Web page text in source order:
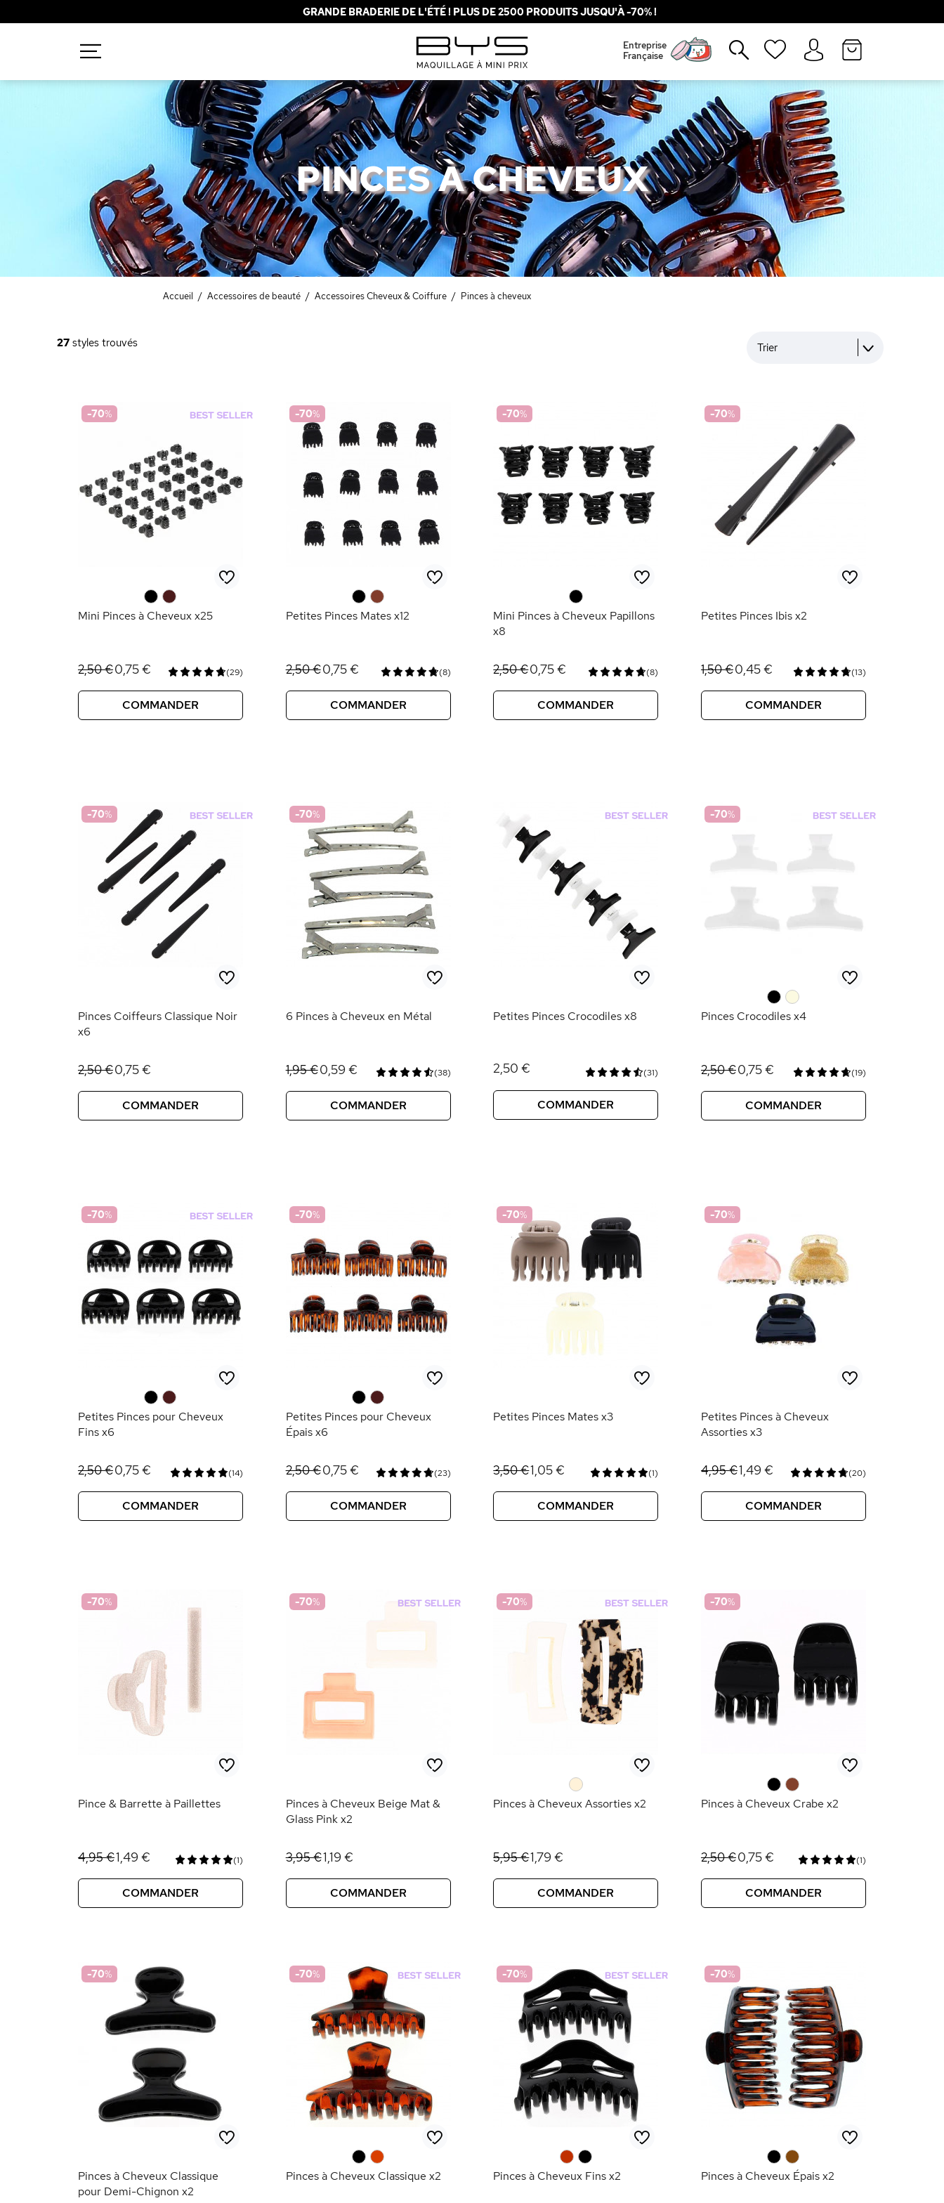
GRANDE BRADERIE DE L'ÉTÉ ! PLUS DE 2500 PRODUITS JUSQU'À -70% !
Entreprise
Française
PINCES À CHEVEUX
Accueil / Accessoires de beauté / Accessoires Cheveux & Coiffure / Pinces à cheveux
27styles trouvés Trier
-70%
Mini Pinces à Cheveux x25
2,50 €0,75 € (29)
COMMANDER
-70%
Petites Pinces Mates x12
2,50 €0,75 € (8)
COMMANDER
-70%
Mini Pinces à Cheveux Papillons
x8
2,50 €0,75 € (8)
COMMANDER
-70%
Petites Pinces Ibis x2
1,50 €0,45 € (13)
COMMANDER
-70%
Pinces Coiffeurs Classique Noir
x6
2,50 €0,75 €
COMMANDER
-70%
6 Pinces à Cheveux en Métal
1,95 €0,59 € (38)
COMMANDER
Petites Pinces Crocodiles x8
2,50 € (31)
COMMANDER
-70%
Pinces Crocodiles x4
2,50 €0,75 € (19)
COMMANDER
-70%
Petites Pinces pour Cheveux
Fins x6
2,50 €0,75 € (14)
COMMANDER
-70%
Petites Pinces pour Cheveux
Épais x6
2,50 €0,75 € (23)
COMMANDER
-70%
Petites Pinces Mates x3
3,50 €1,05 € (1)
COMMANDER
-70%
Petites Pinces à Cheveux
Assorties x3
4,95 €1,49 € (20)
COMMANDER
-70%
Pince & Barrette à Paillettes
4,95 €1,49 € (1)
COMMANDER
-70%
Pinces à Cheveux Beige Mat &
Glass Pink x2
3,95 €1,19 €
COMMANDER
-70%
Pinces à Cheveux Assorties x2
5,95 €1,79 €
COMMANDER
-70%
Pinces à Cheveux Crabe x2
2,50 €0,75 € (1)
COMMANDER
-70%
Pinces à Cheveux Classique
pour Demi-Chignon x2
-70%
Pinces à Cheveux Classique x2
-70%
Pinces à Cheveux Fins x2
-70%
Pinces à Cheveux Épais x2
Recherches populaires
Solaire
Brumes
Blush
Rouge à Lèvres